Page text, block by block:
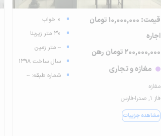
قیمت: 10,000,000 تومان
اجاره
200,000,000 تومان رهن
مغازه و تجاری
مغازه
فاز ۱, صدرا-فارس
مشاهده جزییات
0 خواب
30 متر زیربنا
-- متر زمین
سال ساخت 1398
شماره طبقه: --